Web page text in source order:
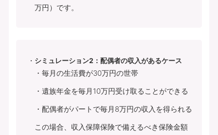
万円）です。
シミュレーション2：配偶者の収入があるケース
・毎月の生活費が30万円の世帯
・遺族年金を毎月10万円受け取ることができる
・配偶者がパートで毎月8万円の収入を得られる
この場合、収入保障保険で備えるべき保険金額